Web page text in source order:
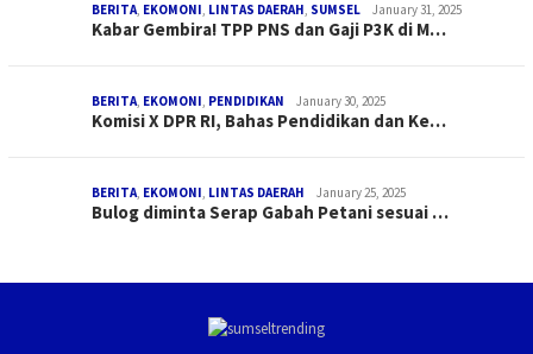
BERITA, EKOMONI, LINTAS DAERAH, SUMSEL January 31, 2025
Kabar Gembira! TPP PNS dan Gaji P3K di M…
BERITA, EKOMONI, PENDIDIKAN January 30, 2025
Komisi X DPR RI, Bahas Pendidikan dan Ke…
BERITA, EKOMONI, LINTAS DAERAH January 25, 2025
Bulog diminta Serap Gabah Petani sesuai …